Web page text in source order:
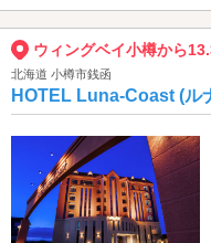
ウィングベイ小樽から
北海道 小樽市銭函
HOTEL Luna-Coast (ル